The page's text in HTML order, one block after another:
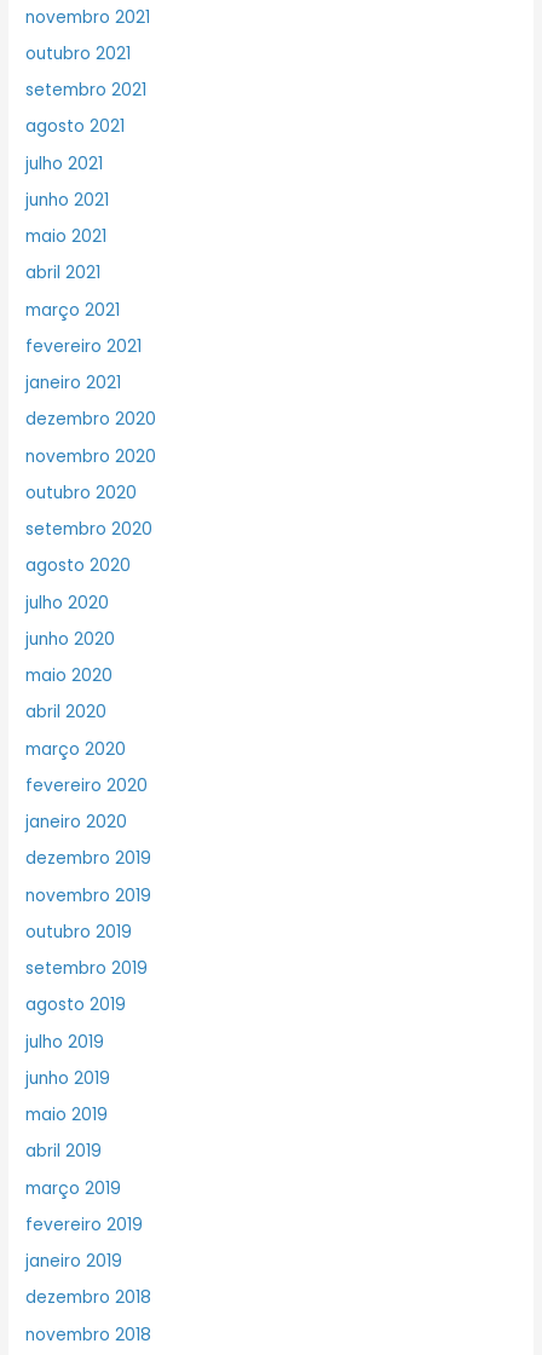
novembro 2021
outubro 2021
setembro 2021
agosto 2021
julho 2021
junho 2021
maio 2021
abril 2021
março 2021
fevereiro 2021
janeiro 2021
dezembro 2020
novembro 2020
outubro 2020
setembro 2020
agosto 2020
julho 2020
junho 2020
maio 2020
abril 2020
março 2020
fevereiro 2020
janeiro 2020
dezembro 2019
novembro 2019
outubro 2019
setembro 2019
agosto 2019
julho 2019
junho 2019
maio 2019
abril 2019
março 2019
fevereiro 2019
janeiro 2019
dezembro 2018
novembro 2018